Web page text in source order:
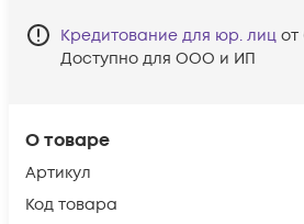
О товаре
Артикул
Код товара
Кредитование для юр. лиц
Доступно для ООО и ИП